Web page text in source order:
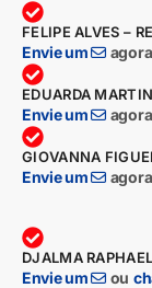
FELIPE ALVES –
Envie um
EDUARDA
Envie um
GIOVANNA
Envie um
DJALMA
Envie um ou